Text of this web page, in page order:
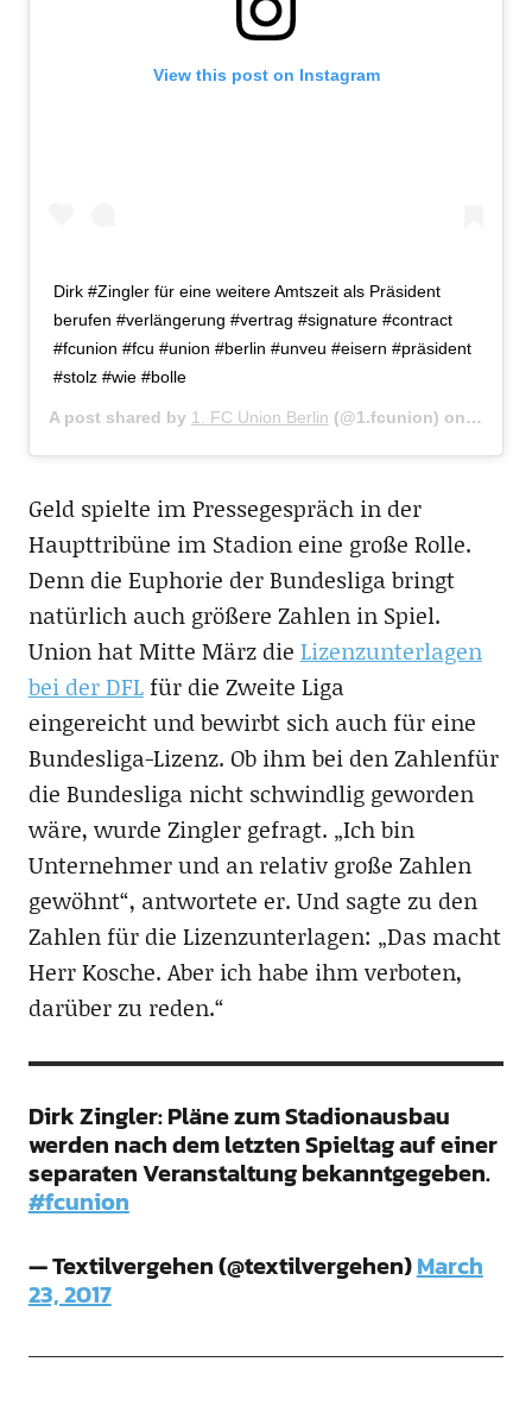
View this post on Instagram
Dirk #Zingler für eine weitere Amtszeit als Präsident
berufen #verlängerung #vertrag #signature #contract
#fcunion #fcu #union #berlin #unveu #eisern #präsident
#stolz #wie #bolle
A post shared by 1. FC Union Berlin (@1.fcunion) on Mar
Geld spielte im Pressegespräch in der
Haupttribüne im Stadion eine große Rolle.
Denn die Euphorie der Bundesliga bringt
natürlich auch größere Zahlen in Spiel.
Union hat Mitte März die Lizenzunterlagen
bei der DFLfür die Zweite Liga
eingereicht und bewirbt sich auch für eine
Bundesliga-Lizenz. Ob ihm bei den Zahlenfür
die Bundesliga nicht schwindlig geworden
wäre, wurde Zingler gefragt. „Ich bin
Unternehmer und an relativ große Zahlen
gewöhnt“, antwortete er. Und sagte zu den
Zahlen für die Lizenzunterlagen: „Das macht
Herr Kosche. Aber ich habe ihm verboten,
darüber zu reden.“
Dirk Zingler: Pläne zum Stadionausbau
werden nach dem letzten Spieltag auf einer
separaten Veranstaltung bekanntgegeben.
#fcunion
— Textilvergehen (@textilvergehen)March
23, 2017